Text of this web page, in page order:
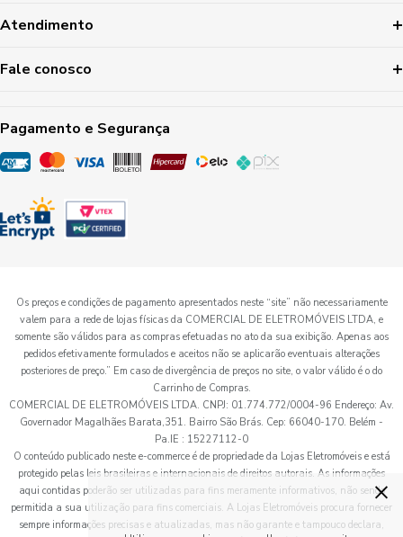
Atendimento
Fale conosco
Pagamento e Segurança
Os preços e condições de pagamento apresentados neste “site” não necessariamente
valem para a rede de lojas físicas da COMERCIAL DE ELETROMÓVEIS LTDA, e
somente são válidos para as compras efetuadas no ato da sua exibição. Apenas aos
pedidos efetivamente formulados e aceitos não se aplicarão eventuais alterações
posteriores de preço.” Em caso de divergência de preços no site, o valor válido é o do
Carrinho de Compras.
COMERCIAL DE ELETROMÓVEIS LTDA. CNPJ: 01.774.772/0004-96 Endereço: Av.
Governador Magalhães Barata,351. Bairro São Brás. Cep: 66040-170. Belém -
Pa.IE : 15227112-0
O conteúdo publicado neste e-commerce é de propriedade da Lojas Eletromóveis e está
protegido pelas leis brasileiras e internacionais de direitos autorais. As informações
aqui contidas poderão ser utilizadas para fins meramente informativos, não sendo
permitida a sua utilização para fins comerciais. A Lojas Eletromóveis procura fornecer
sempre informações precisas e atualizadas, mas não garante e tampouco declara,
×